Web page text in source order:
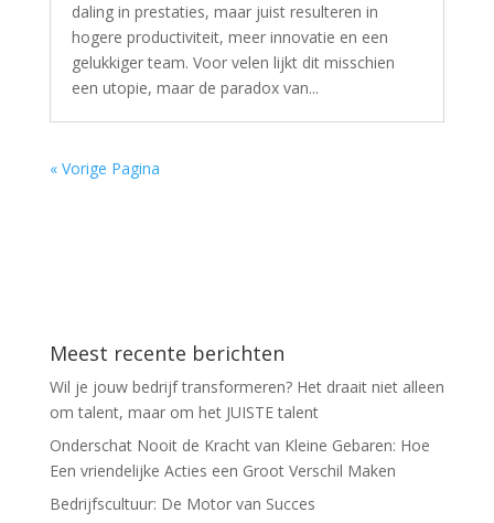
daling in prestaties, maar juist resulteren in
hogere productiviteit, meer innovatie en een
gelukkiger team. Voor velen lijkt dit misschien
een utopie, maar de paradox van...
« Vorige Pagina
Meest recente berichten
Wil je jouw bedrijf transformeren? Het draait niet alleen
om talent, maar om het JUISTE talent
Onderschat Nooit de Kracht van Kleine Gebaren: Hoe
Een vriendelijke Acties een Groot Verschil Maken
Bedrijfscultuur: De Motor van Succes